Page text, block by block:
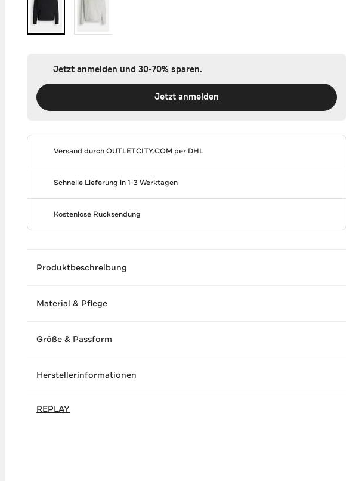
Jetzt anmelden und 30-70% sparen.
Jetzt anmelden
Versand durchOUTLETCITY.COM per DHL
Schnelle Lieferung in 1-3 Werktagen
Kostenlose Rücksendung
Produktbeschreibung
Material & Pflege
Größe & Passform
Herstellerinformationen
REPLAY